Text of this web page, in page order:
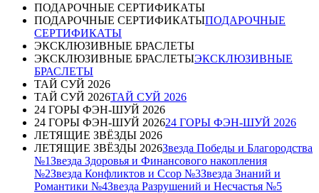
ПОДАРОЧНЫЕ СЕРТИФИКАТЫ
ПОДАРОЧНЫЕ СЕРТИФИКАТЫПОДАРОЧНЫЕ
СЕРТИФИКАТЫ
ЭКСКЛЮЗИВНЫЕ БРАСЛЕТЫ
ЭКСКЛЮЗИВНЫЕ БРАСЛЕТЫЭКСКЛЮЗИВНЫЕ
БРАСЛЕТЫ
ТАЙ СУЙ 2026
ТАЙ СУЙ 2026ТАЙ СУЙ 2026
24 ГОРЫ ФЭН-ШУЙ 2026
24 ГОРЫ ФЭН-ШУЙ 202624 ГОРЫ ФЭН-ШУЙ 2026
ЛЕТЯЩИЕ ЗВЁЗДЫ 2026
ЛЕТЯЩИЕ ЗВЁЗДЫ 2026Звезда Победы и Благородства
№1Звезда Здоровья и Финансового накопления
№2Звезда Конфликтов и Ссор №3Звезда Знаний и
Романтики №4Звезда Разрушений и Несчастья №5